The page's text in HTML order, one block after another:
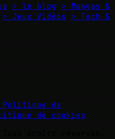
> le blog > Mangas &
> Jeux Vidéos
> Tech &
Politique de
de cookies